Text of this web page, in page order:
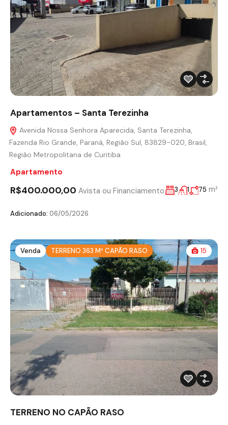
Apartamentos – Santa Terezinha
Avenida Nossa Senhora Aparecida, Santa Terezinha,
Fazenda Rio Grande, Paraná, Região Sul, 83829-020, Brasil,
Região Metropolitana de Curitiba
Apartamento
R$400.000,00 Avista ou Financiamento 3 1 75 m²
Adicionado: 06/05/2026
Venda TERRENO 363 M² CAPÃO RASO 15
TERRENO NO CAPÃO RASO